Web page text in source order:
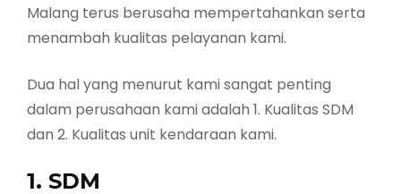
Malang terus berusaha mempertahankan serta
menambah kualitas pelayanan kami.
Dua hal yang menurut kami sangat penting
dalam perusahaan kami adalah 1. Kualitas SDM
dan 2. Kualitas unit kendaraan kami.
1. SDM